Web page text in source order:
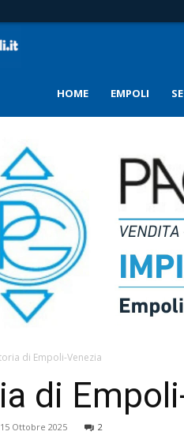
HOME EMPOLI
di Empoli-Venezia
di
15 Ottobre 2025 2